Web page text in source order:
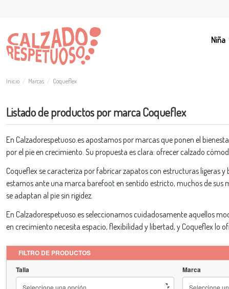
Niña
Inicio Marcas Coqueflex
Listado de productos por marca Coqueflex
En Calzadorespetuoso.es apostamos por marcas que ponen el
por el pie en crecimiento. Su propuesta es clara: ofrecer calzado
Coqueflex se caracteriza por fabricar zapatos con estructuras ligeras
estamos ante una marca barefoot en sentido estricto, muchos de
se adaptan al pie sin rigidez.
En Calzadorespetuoso.es seleccionamos cuidadosamente aquellos
en crecimiento necesita espacio, flexibilidad y libertad, y Coqueflex lo
FILTRO DE PRODUCTOS
Talla
Marca